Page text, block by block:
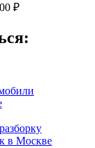
₽
в Москве